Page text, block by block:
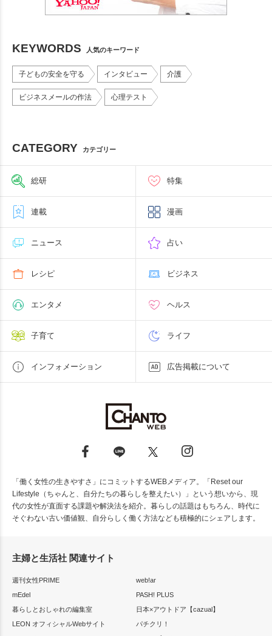
KEYWORDS 人気のキーワード
子どもの安全を守る インタビュー 介護
ビジネスメールの作法 心理テスト
CATEGORY カテゴリー
総研 特集
連載 漫画
ニュース 占い
レシピ ビジネス
エンタメ ヘルス
子育て ライフ
インフォメーション 広告掲載について
「働く女性の生きやすさ」にコミットするWEBメディア。「Reset our
Lifestyle（ちゃんと、自分たちの暮らしを整えたい）」という想いから、現
代の女性が直面する課題や解決法を紹介。暮らしの話題はもちろん、時代に
そぐわない古い価値観、自分らしく働く方法なども積極的にシェアします。
主婦と生活社 関連サイト
週刊女性PRIME
web!ar
mEdel
PASH! PLUS
暮らしとおしゃれの編集室
日本×アウトドア【cazual】
LEON オフィシャルWebサイト
パチクリ！